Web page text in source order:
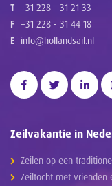
T +31 228 - 31 21 33
F +31 228 - 31 44 18
E info@hollandsail.nl
Zeilvakantie in
Zeilen op een
Zeiltocht met vrienden